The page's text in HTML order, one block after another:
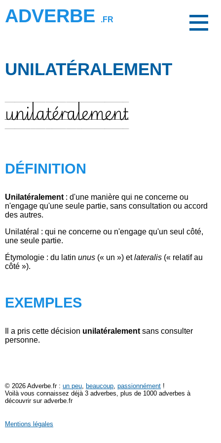
ADVERBE .FR
UNILATÉRALEMENT
unilatéralement
DÉFINITION
Unilatéralement : d'une manière qui ne concerne ou
n'engage qu'une seule partie, sans consultation ou accord
des autres.
Unilatéral : qui ne concerne ou n'engage qu'un seul côté,
une seule partie.
Étymologie : du latin unus (« un ») etlateralis (« relatif au
côté »).
EXEMPLES
Il a pris cette décision unilatéralement sans consulter
personne.
© 2026 Adverbe.fr : un peu, beaucoup, passionnément !
Voilà vous connaissez déjà 3 adverbes, plus de 1000 adverbes à
découvrir sur adverbe.fr
Mentions légales